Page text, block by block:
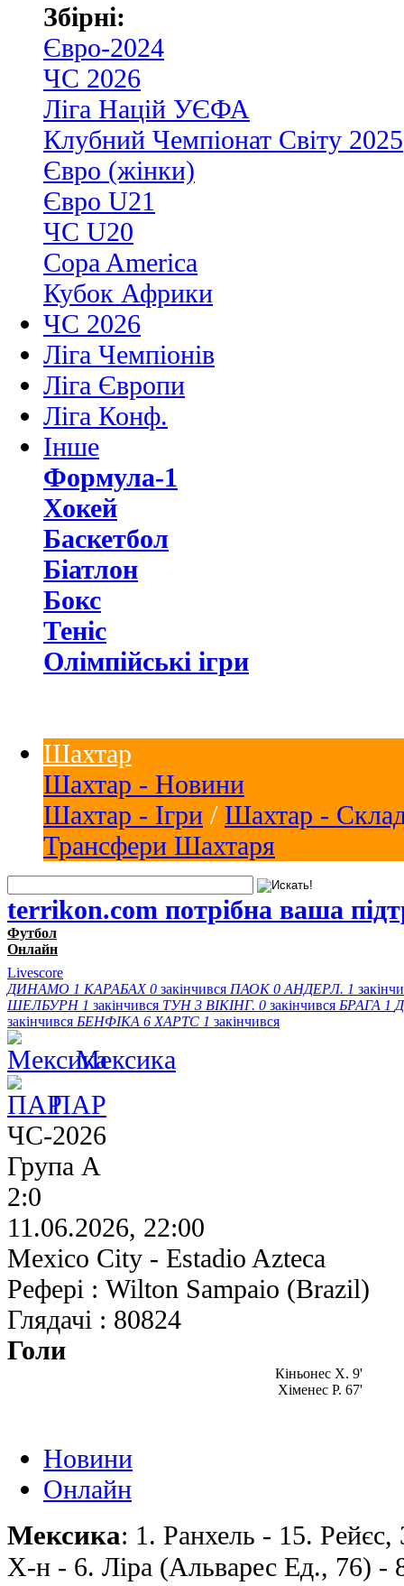
Збірні:
Євро-2024
ЧС 2026
Ліга Націй УЄФА
Клубний Чемпіонат Світу 2025
Євро (жінки)
Євро U21
ЧС U20
Copa America
Кубок Африки
ЧС 2026
Ліга Чемпіонів
Ліга Європи
Ліга Конф.
Інше
Формула-1
Хокей
Баскетбол
Біатлон
Бокс
Теніс
Олімпійські ігри
Шахтар
Шахтар - Новини
Шахтар - Ігри / Шахтар -
Трансфери Шахтаря
terrikon.com потрібна ваша
Футбол
Онлайн
Livescore
ДИНАМО 1 КАРАБАХ 0 закінчився ПАОК 0 АНДЕРЛ. 1
ШЕЛБУРН 1 закінчився ТУН 3 ВІКІНГ. 0 закінчився БРАГА 1
закінчився БЕНФІКА 6 ХАРТС 1 закінчився
Мексика
ПАР
ЧС-2026
Група A
2:0
11.06.2026, 22:00
Mexico City - Estadio Azteca
Рефері : Wilton Sampaio (Brazil)
Глядачі : 80824
Голи
Кіньонес Х. 9'
Хіменес Р. 67'
Новини
Онлайн
Мексика: 1. Ранхель - 15.
Х-н - 6. Ліра (Альварес Ед., 76)